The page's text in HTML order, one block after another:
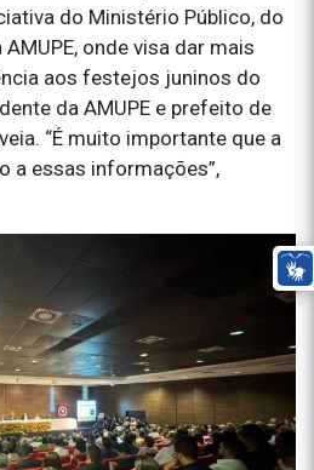
do Ministério Público, do
onde visa dar mais
aos festejos juninos do
da AMUPE e prefeito de
“É muito importante que a
a essas informações”,